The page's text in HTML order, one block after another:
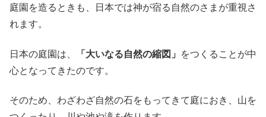
庭園を造るときも、日本では神が宿る自然のさまが重視さ
れます。
日本の庭園は、 「大いなる自然の縮図」
をつくることが中
心となってきたのです。
そのため、わざわざ自然の石をもってきて庭におき、山を